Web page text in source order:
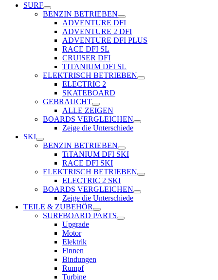
Français
SURF
BENZIN BETRIEBEN
ADVENTURE DFI
ADVENTURE 2 DFI
ADVENTURE DFI PLUS
RACE DFI SL
CRUISER DFI
TITANIUM DFI SL
ELEKTRISCH BETRIEBEN
ELECTRIC 2
SKATEBOARD
GEBRAUCHT
ALLE ZEIGEN
BOARDS VERGLEICHEN
Zeige die Unterschiede
SKI
BENZIN BETRIEBEN
TiTANIUM DFI SKI
RACE DFI SKI
ELEKTRISCH BETRIEBEN
ELECTRIC 2 SKI
BOARDS VERGLEICHEN
Zeige die Unterschiede
TEILE & ZUBEHÖR
SURFBOARD PARTS
Upgrade
Motor
Elektrik
Finnen
Bindungen
Rumpf
Turbine